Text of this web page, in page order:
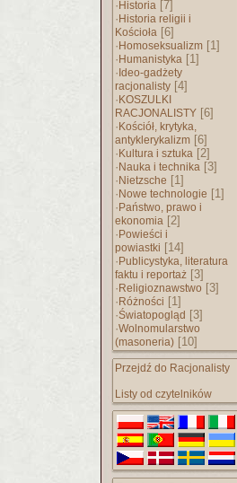
· Historia [7]
· Historia religii i
Kościoła [6]
· Homoseksualizm [1]
· Humanistyka [1]
· Ideo-gadżety
racjonalisty [4]
· KOSZULKI
RACJONALISTY [6]
· Kościół, krytyka,
antyklerykalizm [6]
· Kultura i sztuka [2]
· Nauka i technika [3]
· Nietzsche [1]
· Nowe technologie [1]
· Państwo, prawo i
ekonomia [2]
· Powieści i
powiastki [14]
· Publicystyka, literatura
faktu i reportaż [3]
· Religioznawstwo [3]
· Różności [1]
·Światopogląd [3]
·Wolnomularstwo
(masoneria) [10]
Przejdź do Racjonalisty
Listy od czytelników